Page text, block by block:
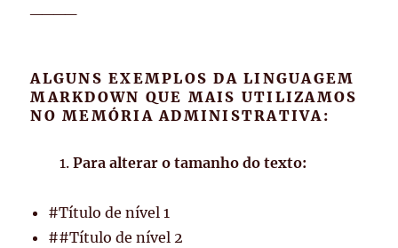
ALGUNS EXEMPLOS DA LINGUAGEM
MARKDOWN QUE MAIS UTILIZAMOS
NO MEMÓRIA ADMINISTRATIVA:
Para alterar o tamanho do texto:
#Título de nível 1
##Título de nível 2